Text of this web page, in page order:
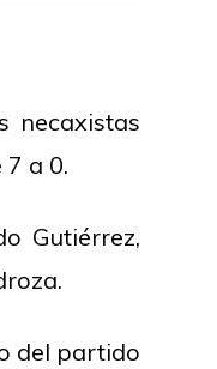
necaxistas
a 0.
Gutiérrez,
del partido